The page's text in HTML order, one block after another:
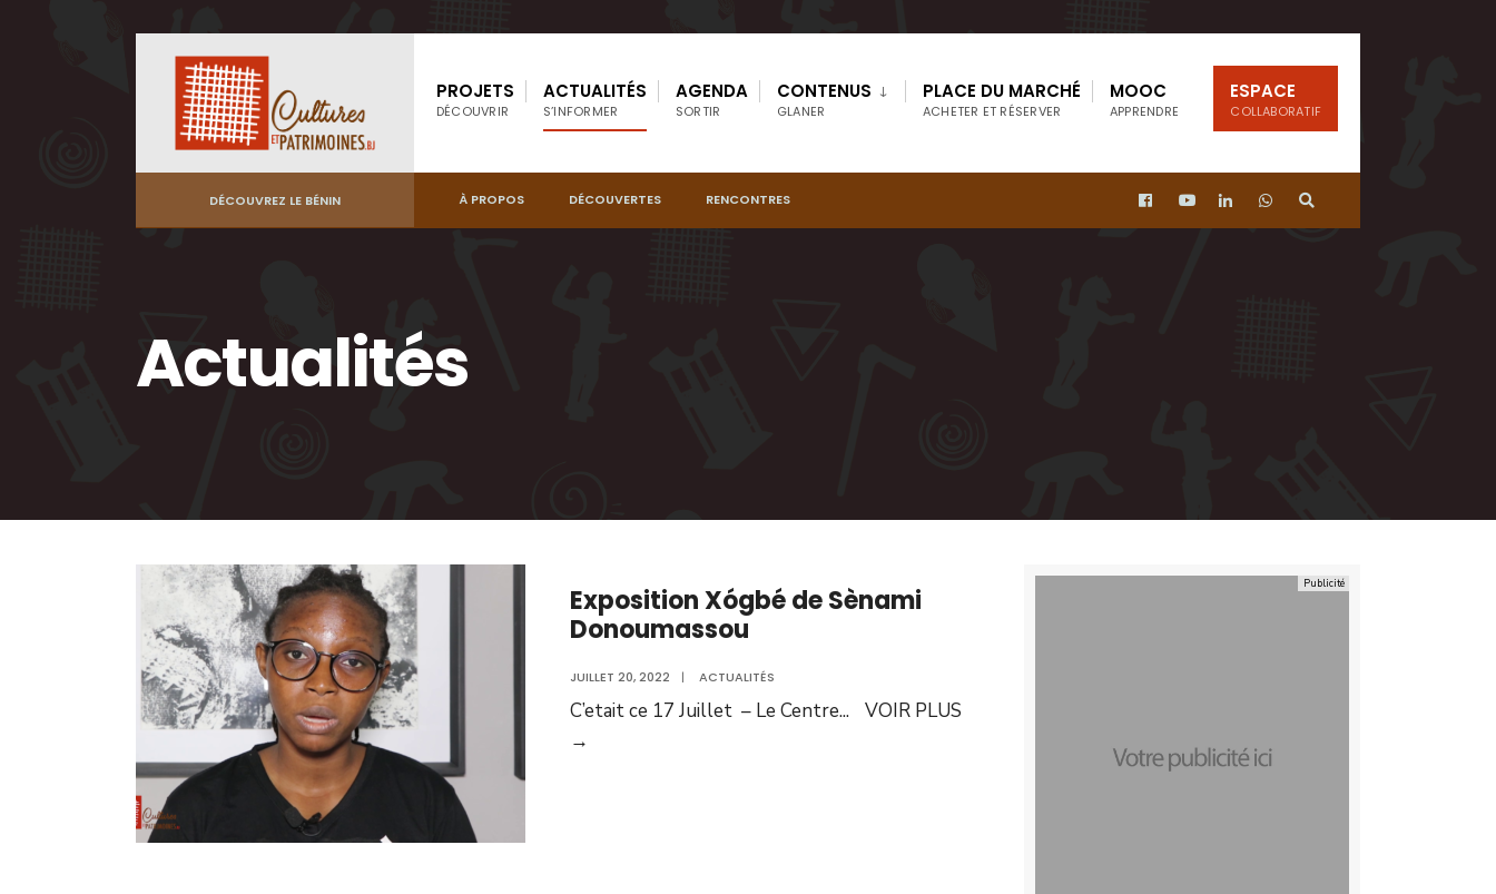
PROJETS
DÉCOUVRIR
ACTUALITÉS
S’INFORMER
AGENDA
SORTIR
CONTENUS
GLANER
PLACE DU MARCHÉ
ACHETER ET RÉSERVER
ESPACE
COLLABORATIF
MOOC
APPRENDRE
DÉCOUVREZ LE BÉNIN À PROPOS DÉCOUVERTES RENCONTRES
Actualités
Exposition Xógbé de Sènami
Donoumassou
JUILLET 20, 2022 | ACTUALITÉS
C’etait ce 17 Juillet – Le Centre...
VOIR PLUS
→